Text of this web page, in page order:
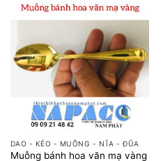
DAO - KÉO - MUỖNG - NĨA - ĐŨA
Muỗng bánh hoa văn mạ vàng